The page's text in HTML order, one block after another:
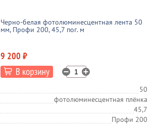
Черно-белая фотолюминесцентная лента 50
мм, Профи 200, 45,7 пог. м
9 200 ₽
50
фотолюминесцентная плёнка
45,7
Профи 200